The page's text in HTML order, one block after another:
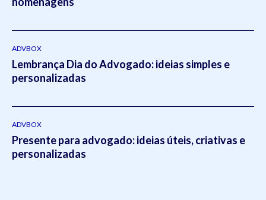
pela editoraViseu.
ADVBOX
Lembrança Dia do Advogado: ideias simples e
personalizadas
ADVBOX
Presente para advogado: ideias úteis, criativas e
personalizadas